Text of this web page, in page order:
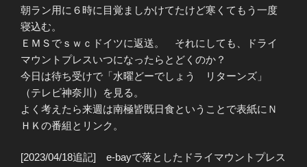
朝ラン用に６時に目覚ましかけてたけど寒くてもう一度
寝込む。
ＥＭＳでｓｗｃドイツに返送。 それにしても、ドライ
マウントプレスいつになったらとどくのか？
今日は待ち受けで「水曜どーでしょう リターンズ」
（テレビ神奈川）を見る。
よく考えたら来週は南極皆既日食ということで表紙にＮ
ＨＫの番組とリンク。
[2023/04/18追記] e-bayで落としたドライマウントプレス